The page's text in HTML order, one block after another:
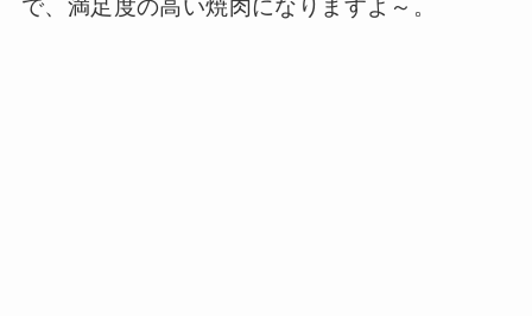
で、満足度の高い焼肉になりますよ～。